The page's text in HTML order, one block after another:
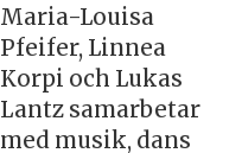
Maria-Louisa
Pfeifer, Linnea
Korpi och Lukas
Lantz samarbetar
med musik, dans